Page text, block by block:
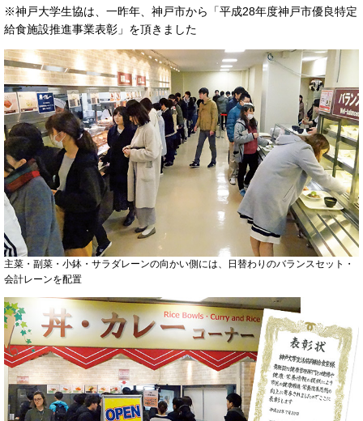
※神戸大学生協は、一昨年、神戸市から「平成28年度神戸市優良特定
給食施設推進事業表彰」を頂きました
主菜・副菜・小鉢・サラダレーンの向かい側には、日替わりのバランスセット・
会計レーンを配置